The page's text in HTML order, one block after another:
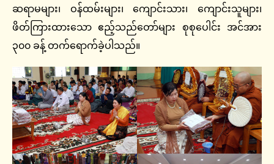
ဆရာမများ၊ ဝန်ထမ်းများ၊ ကျောင်းသား၊ ကျောင်းသူများ၊
ဖိတ်ကြားထားသော ဧည့်သည်တော်များ စုစုပေါင်း အင်အား
၃၀၀ ခန့် တက်ရောက်ခဲ့ပါသည်။